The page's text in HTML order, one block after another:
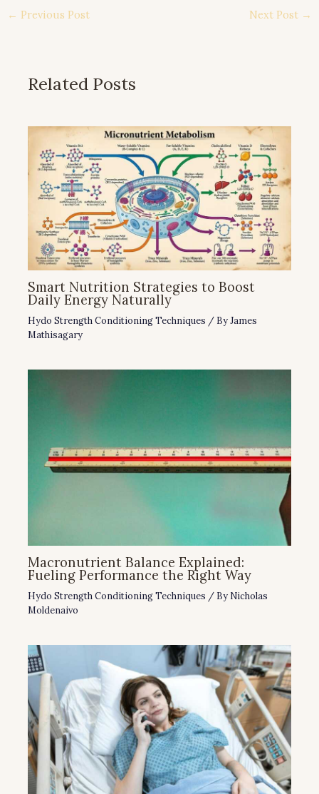
← Previous Post Next Post →
Related Posts
Smart Nutrition Strategies to Boost
Daily Energy Naturally
Hydo Strength Conditioning Techniques / ByJames
Mathisagary
Macronutrient Balance Explained:
Fueling Performance the Right Way
Hydo Strength Conditioning Techniques / By Nicholas
Moldenaivo